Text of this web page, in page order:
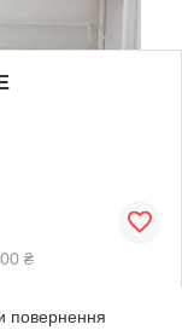
₴
повернення